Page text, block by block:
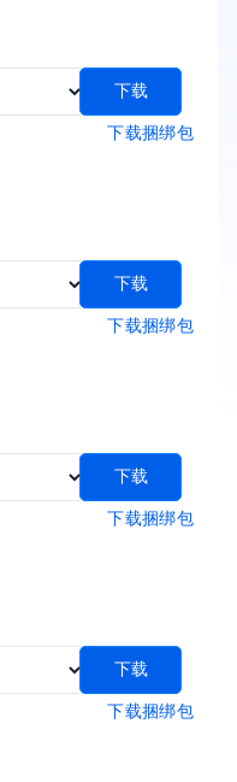
下载
下载捆绑包
下载
下载捆绑包
下载
下载捆绑包
下载
下载捆绑包